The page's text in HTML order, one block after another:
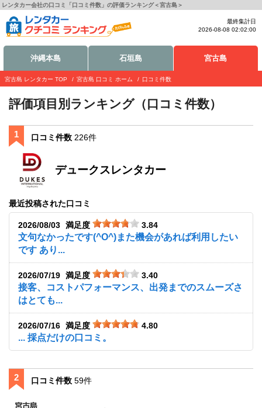
レンタカー会社の口コミ「口コミ件数」の評価ランキング＜宮古島＞
最終集計日
2026-08-08 02:02:00
沖縄本島 石垣島 宮古島
宮古島 レンタカー TOP 宮古島 口コミ ホーム 口コミ件数
評価項目別ランキング（口コミ件数）
口コミ件数 226件
デュークスレンタカー
最近投稿された口コミ
2026/08/03 満足度 3.84
文句なかったです(^O^)また機会があれば利用したい
です あり...
2026/07/19 満足度 3.40
接客、コストパフォーマンス、出発までのスムーズさ
はとても...
2026/07/16 満足度 4.80
... 採点だけの口コミ。
1
口コミ件数 59件
2